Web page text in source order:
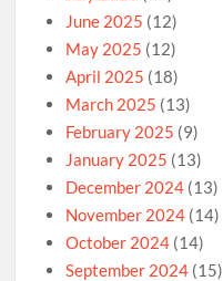
June 2025 (12)
May 2025 (12)
April 2025 (18)
March 2025 (13)
February 2025 (9)
January 2025 (13)
December 2024 (13)
November 2024 (14)
October 2024 (14)
September 2024 (15)